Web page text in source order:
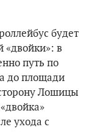
будет
«двойки»: в
путь по
до площади
Лошицы
ухода с